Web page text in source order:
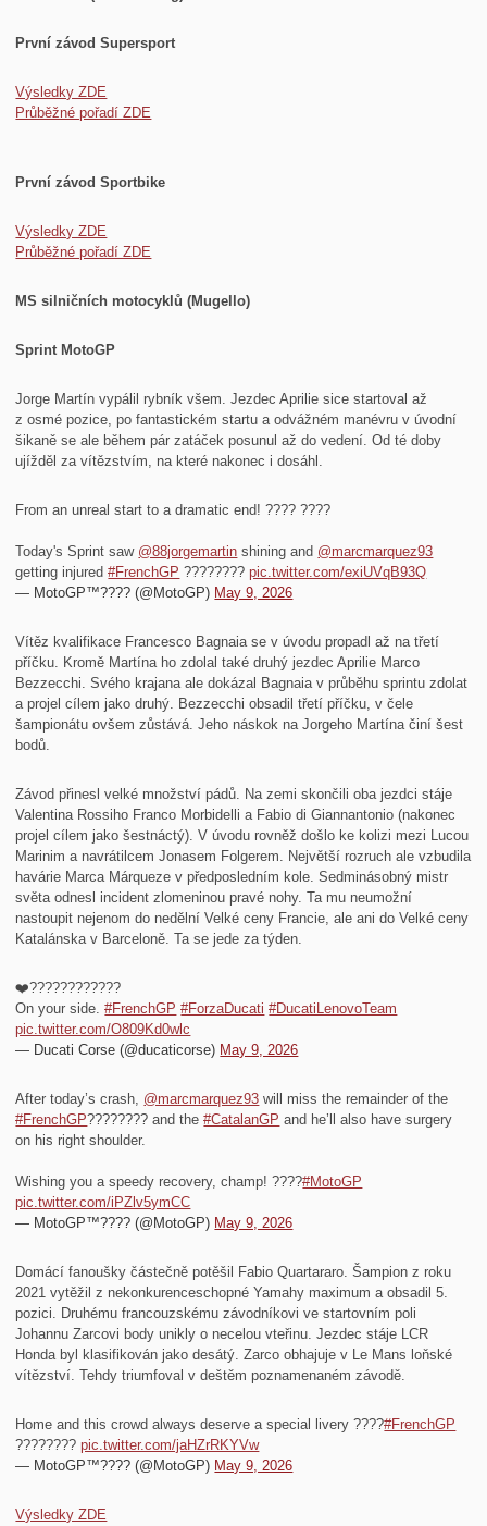
První závod Supersport
Výsledky ZDE
Průběžné pořadí ZDE
První závod Sportbike
Výsledky ZDE
Průběžné pořadí ZDE
MS silničních motocyklů (Mugello)
Sprint MotoGP
Jorge Martín vypálil rybník všem. Jezdec Aprilie sice startoval až
z osmé pozice, po fantastickém startu a odvážném manévru v úvodní
šikaně se ale během pár zatáček posunul až do vedení. Od té doby
ujížděl za vítězstvím, na které nakonec i dosáhl.
From an unreal start to a dramatic end! ???? ????
Today's Sprint saw @88jorgemartin shining and @marcmarquez93
getting injured#FrenchGP ????????pic.twitter.com/exiUVqB93Q
— MotoGP™???? (@MotoGP) May 9, 2026
Vítěz kvalifikace Francesco Bagnaia se v úvodu propadl až na třetí
příčku. Kromě Martína ho zdolal také druhý jezdec Aprilie Marco
Bezzecchi. Svého krajana ale dokázal Bagnaia v průběhu sprintu zdolat
a projel cílem jako druhý. Bezzecchi obsadil třetí příčku, v čele
šampionátu ovšem zůstává. Jeho náskok na Jorgeho Martína činí šest
bodů.
Závod přinesl velké množství pádů. Na zemi skončili oba jezdci stáje
Valentina Rossiho Franco Morbidelli a Fabio di Giannantonio (nakonec
projel cílem jako šestnáctý). V úvodu rovněž došlo ke kolizi mezi Lucou
Marinim a navrátilcem Jonasem Folgerem. Největší rozruch ale vzbudila
havárie Marca Márqueze v předposledním kole. Sedminásobný mistr
světa odnesl incident zlomeninou pravé nohy. Ta mu neumožní
nastoupit nejenom do nedělní Velké ceny Francie, ale ani do Velké ceny
Katalánska v Barceloně. Ta se jede za týden.
❤️‍????????????
On your side.#FrenchGP #ForzaDucati #DucatiLenovoTeam
pic.twitter.com/O809Kd0wlc
— Ducati Corse (@ducaticorse) May 9, 2026
After today’s crash, @marcmarquez93 will miss the remainder of the
#FrenchGP???????? and the#CatalanGP and he’ll also have surgery
on his right shoulder.
Wishing you a speedy recovery, champ! ????#MotoGP
pic.twitter.com/iPZlv5ymCC
— MotoGP™???? (@MotoGP) May 9, 2026
Domácí fanoušky částečně potěšil Fabio Quartararo. Šampion z roku
2021 vytěžil z nekonkurenceschopné Yamahy maximum a obsadil 5.
pozici. Druhému francouzskému závodníkovi ve startovním poli
Johannu Zarcovi body unikly o necelou vteřinu. Jezdec stáje LCR
Honda byl klasifikován jako desátý. Zarco obhajuje v Le Mans loňské
vítězství. Tehdy triumfoval v deštěm poznamenaném závodě.
Home and this crowd always deserve a special livery ????#FrenchGP
????????pic.twitter.com/jaHZrRKYVw
— MotoGP™???? (@MotoGP) May 9, 2026
Výsledky ZDE